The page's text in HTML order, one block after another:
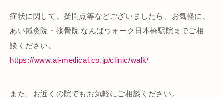
症状に関して、疑問点等などございましたら、お気軽に、
あい鍼灸院・接骨院 なんばウォーク日本橋駅院までご相
談ください。
https://www.ai-medical.co.jp/clinic/walk/
また、お近くの院でもお気軽にご相談ください。